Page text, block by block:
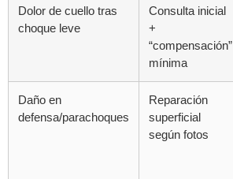
Dolor de cuello tras
choque leve
Consulta inicial
+
“compensación”
mínima
Daño en
defensa/parachoques
Reparación
superficial
según fotos